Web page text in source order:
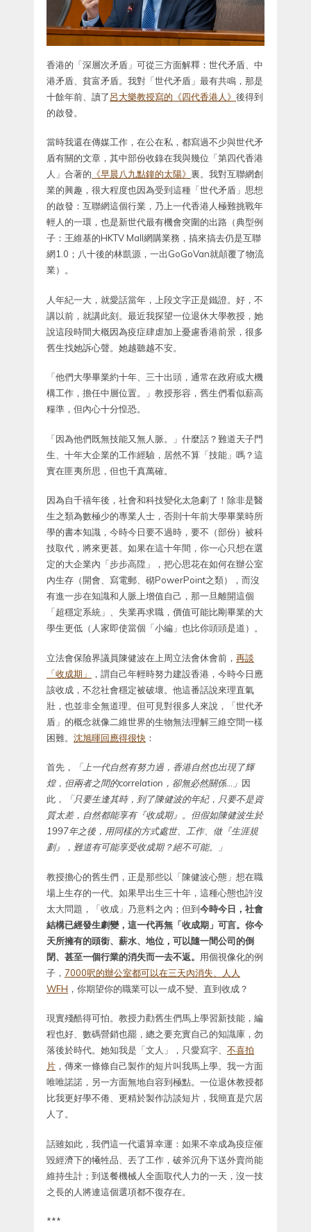
香港的「深層次矛盾」可從三方面解釋：世代矛盾、中
港矛盾、貧富矛盾。我對「世代矛盾」最有共鳴，那是
十餘年前、讀了呂大樂教授寫的《四代香港人》 後得到
的啟發。
當時我還在傳媒工作，在公在私，都寫過不少與世代矛
盾有關的文章，其中部份收錄在我與幾位「第四代香港
人」合著的 《早晨八九點鐘的太陽》 裏。我對互聯網創
業的興趣，很大程度也因為受到這種「世代矛盾」思想
的啟發：互聯網這個行業，乃上一代香港人極難挑戰年
輕人的一環，也是新世代最有機會突圍的出路（典型例
子：王維基的HKTV Mall網購業務，搞來搞去仍是互聯
網1.0；八十後的林凱源，一出GoGoVan就顛覆了物流
業）。
人年紀一大，就愛話當年，上段文字正是鐵證。好，不
講以前，就講此刻。最近我探望一位退休大學教授，她
說這段時間大概因為疫症肆虐加上憂慮香港前景，很多
舊生找她訴心聲。她越聽越不安。
「他們大學畢業約十年、三十出頭，通常在政府或大機
構工作，擔任中層位置。」教授形容，舊生們看似薪高
糧準，但內心十分惶恐。
「因為他們既無技能又無人脈。」什麼話？難道天子門
生、十年大企業的工作經驗，居然不算「技能」嗎？這
實在匪夷所思，但也千真萬確。
因為自千禧年後，社會和科技變化太急劇了！除非是醫
生之類為數極少的專業人士，否則十年前大學畢業時所
學的書本知識，今時今日要不過時，要不（部份）被科
技取代，將來更甚。如果在這十年間，你一心只想在選
定的大企業內「步步高陞」，把心思花在如何在辦公室
內生存（開會、寫電郵、砌PowerPoint之類），而沒
有進一步在知識和人脈上增值自己，那一旦離開這個
「超穩定系統」、失業再求職，價值可能比剛畢業的大
學生更低（人家即使當個「小編」也比你頭頭是道）。
立法會保險界議員陳健波在上周立法會休會前， 再談
「收成期」
，謂自己年輕時努力建設香港，今時今日應
該收成，不忿社會穩定被破壞。他這番話說來理直氣
壯，也並非全無道理。但可見對很多人來說，「世代矛
盾」的概念就像二維世界的生物無法理解三維空間一樣
困難。 沈旭暉回應得很快 ：
首先，
「上一代自然有努力過，香港自然也出現了輝
煌，但兩者之間的correlation，卻無必然關係…」 因
此，
「只要生逢其時，到了陳健波的年紀，只要不是資
質太差，自然都能享有『收成期』。但假如陳健波生於
1997年之後，用同樣的方式處世、工作、做『生涯規
劃』，難道有可能享受收成期？絕不可能。」
教授擔心的舊生們，正是那些以「陳健波心態」想在職
場上生存的一代。如果早出生三十年，這種心態也許沒
太大問題，「收成」乃意料之內；但到今時今日，社會
結構已經發生劇變，這一代再無「收成期」可言。你今
天所擁有的頭銜、薪水、地位，可以隨一間公司的倒
閉、甚至一個行業的消失而一去不返。 用個視像化的例
子， 7000呎的辦公室都可以在三天內消失、人人
WFH ，你期望你的職業可以一成不變、直到收成？
現實殘酷得可怕。教授力勸舊生們馬上學習新技能，編
程也好、數碼營銷也罷，總之要充實自己的知識庫，勿
落後於時代。她知我是「文人」，只愛寫字、 不喜拍
片 ，傳來一條條自己製作的短片叫我馬上學。我一方面
唯唯諾諾，另一方面無地自容到極點。一位退休教授都
比我更好學不倦、更精於製作訪談短片，我簡直是穴居
人了。
話雖如此，我們這一代還算幸運：如果不幸成為疫症催
毀經濟下的犧牲品、丟了工作，破斧沉舟下送外賣尚能
維持生計；到送餐機械人全面取代人力的一天，沒一技
之長的人將連這個選項都不復存在。
***